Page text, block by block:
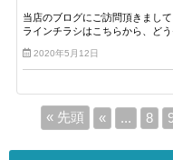
当店のブログにご訪問頂きまし
ラインチラシはこちらから、ど
2020年5月12日
« 先頭 « ... 8